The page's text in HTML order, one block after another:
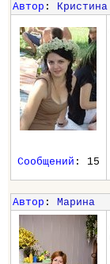
Автор : Кристина
Сообщений : 15
Автор : Марина